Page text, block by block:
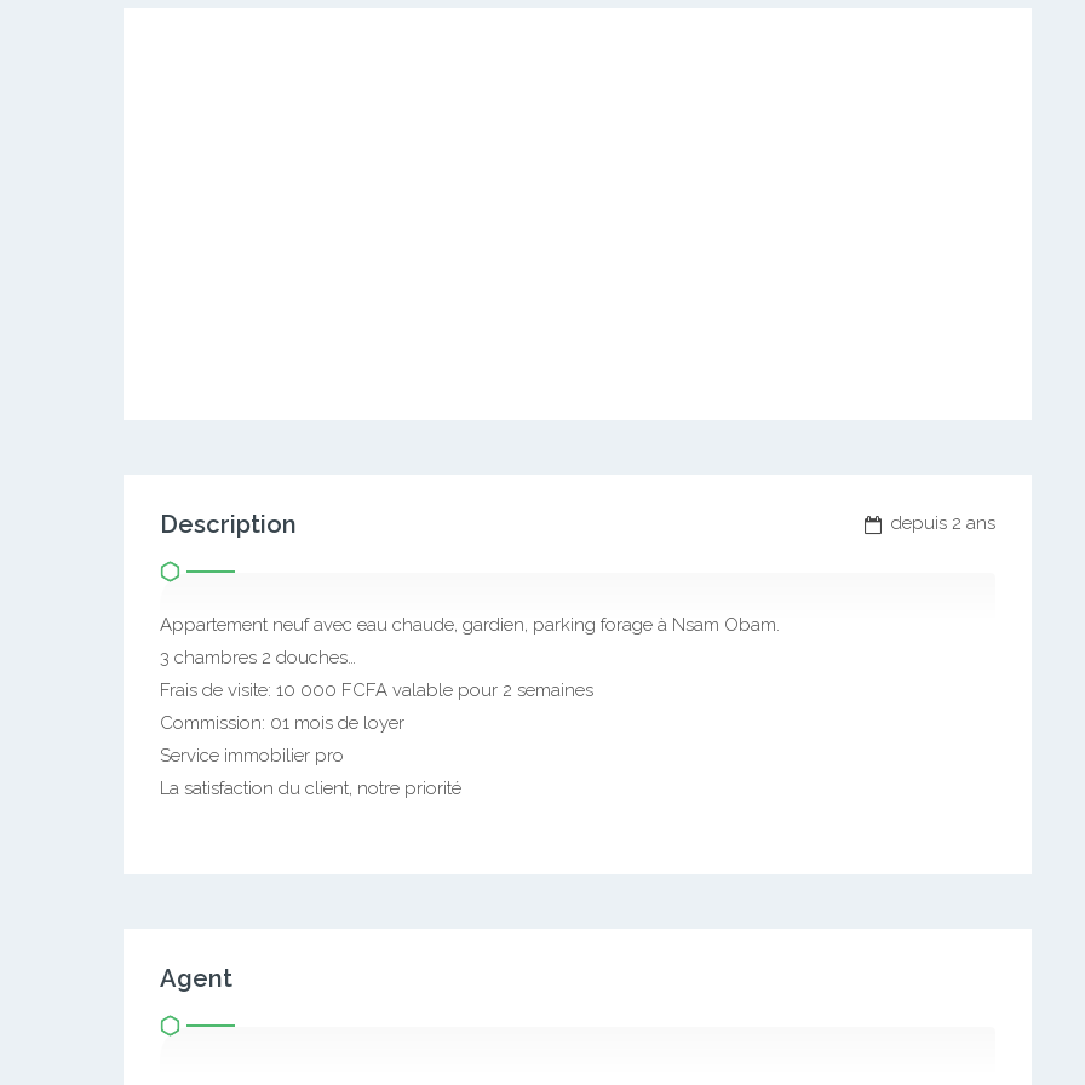
depuis 2 ans
Description
Appartement neuf avec eau chaude, gardien, parking forage à Nsam Obam.
3 chambres 2 douches…
Frais de visite: 10 000 FCFA valable pour 2 semaines
Commission: 01 mois de loyer
Service immobilier pro
La satisfaction du client, notre priorité
Agent